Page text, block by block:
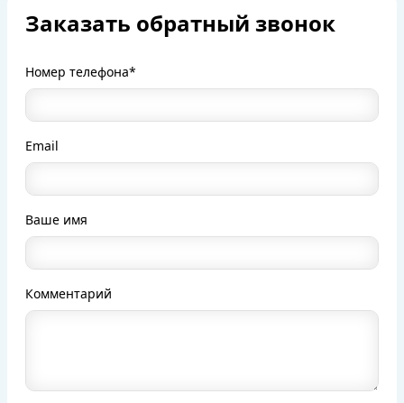
Заказать обратный звонок
Номер телефона*
Email
Ваше имя
Комментарий